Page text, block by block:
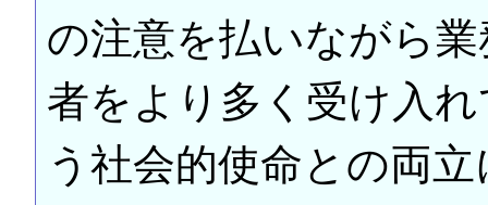
の注意を払いながら
者をより多く受け入
う社会的使命との両